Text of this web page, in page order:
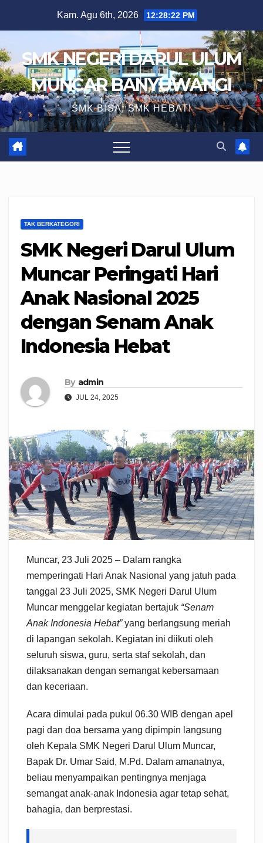
Kam. Agu 6th, 2026 12:28:23 PM
SMK NEGERI DARUL ULUM
MUNCAR BANYUWANGI
SMK BISA, SMK HEBAT!
TAK BERKATEGORI
SMK Negeri Darul Ulum
Muncar Peringati Hari
Anak Nasional 2025
dengan Senam Anak
Indonesia Hebat
By admin
JUL 24, 2025
Muncar, 23 Juli 2025 – Dalam rangka
memperingati Hari Anak Nasional yang jatuh pada
tanggal 23 Juli 2025, SMK Negeri Darul Ulum
Muncar menggelar kegiatan bertajuk “Senam
Anak Indonesia Hebat”yang berlangsung meriah
di lapangan sekolah. Kegiatan ini diikuti oleh
seluruh siswa, guru, serta staf sekolah, dan
dilaksanakan dengan semangat kebersamaan
dan keceriaan.
Acara dimulai pada pukul 06.30 WIB dengan apel
pagi dan doa bersama yang dipimpin langsung
oleh Kepala SMK Negeri Darul Ulum Muncar,
Bapak Dr. Umar Said, M.Pd. Dalam amanatnya,
beliau menyampaikan pentingnya menjaga
semangat anak-anak Indonesia agar tetap sehat,
bahagia, dan berprestasi.